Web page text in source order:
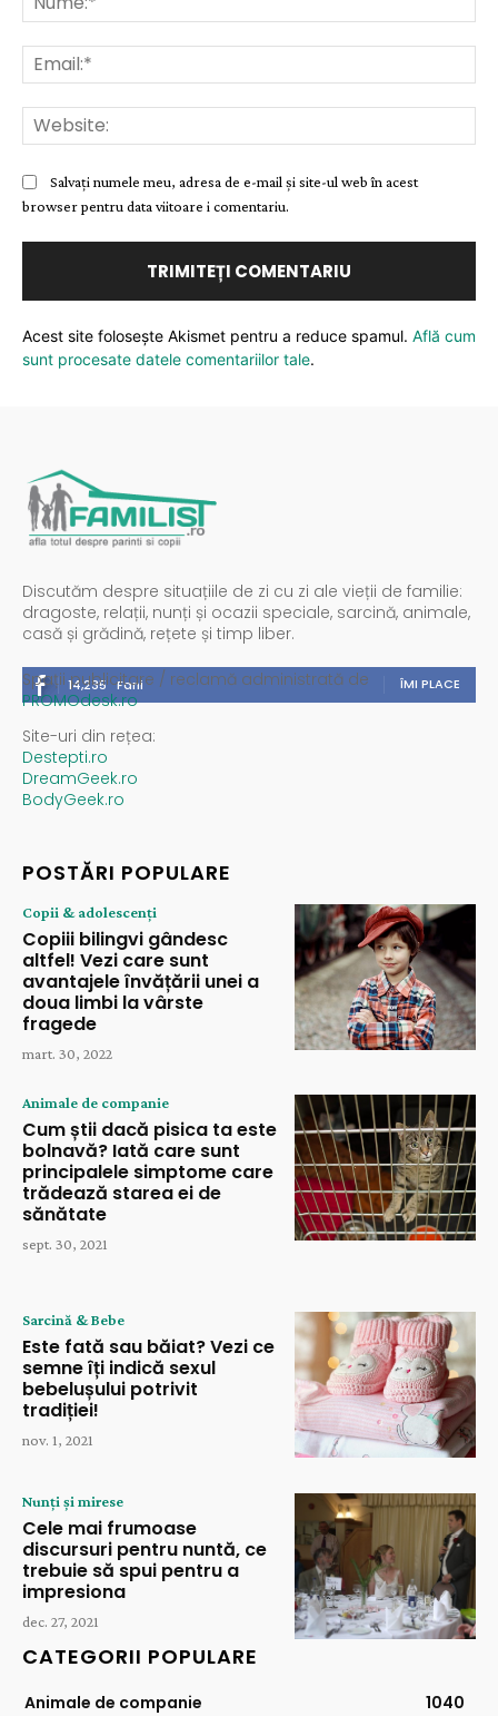
Salvați numele meu, adresa de e-mail și site-ul web în acest
browser pentru data viitoare i comentariu.
Acest site folosește Akismet pentru a reduce spamul. Află cum
sunt procesate datele comentariilor tale.
Discutăm despre situațiile de zi cu zi ale vieții de familie:
dragoste, relații, nunți și ocazii speciale, sarcină, animale,
casă și grădină, rețete și timp liber.
14,235 Fani ÎMI PLACE
Spații publicitare / reclamă administrată de
PROMOdesk.ro
Site-uri din rețea:
Destepti.ro
DreamGeek.ro
BodyGeek.ro
POSTĂRI POPULARE
Copii & adolescenți
Copiii bilingvi gândesc
altfel! Vezi care sunt
avantajele învățării unei a
doua limbi la vârste
fragede
mart. 30, 2022
Animale de companie
Cum știi dacă pisica ta este
bolnavă? Iată care sunt
principalele simptome care
trădează starea ei de
sănătate
sept. 30, 2021
Sarcină & Bebe
Este fată sau băiat? Vezi ce
semne îți indică sexul
bebelușului potrivit
tradiției!
nov. 1, 2021
Nunți și mirese
Cele mai frumoase
discursuri pentru nuntă, ce
trebuie să spui pentru a
impresiona
dec. 27, 2021
CATEGORII POPULARE
Animale de companie 1040